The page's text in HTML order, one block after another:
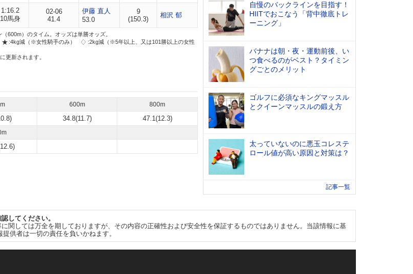
1:16.2
10馬身
02-06
41.4
伊藤 直人
53.0
9
(150.3)
相沢 郁
600m）のタイム。オッズは単勝オッズ。
:4kg減（※女性騎手のみ）
:2kg減（※5年以上、又は101勝以上の女性
更新されます。
600m 800m
34.8(11.7) 47.1(12.3)
自慢のバックラインを目指す！
HIITでおこなう「背中徹底トレ
ーニング」
バナナは朝・夜・運動前後、い
つ食べるのがベスト？タイミン
グごとのメリット
ゴルフに必須なキングマッスル
とクイーンマッスルの鍛え方
太っていないのに悪玉コレステ
ロール値が高い原因と対策は？
記事一覧
してください。
関しては万全を期しておりますが、その内容の正確性および安全性を保証するものではありません。当該情報に基
供者は一切の責任を負いかねます。